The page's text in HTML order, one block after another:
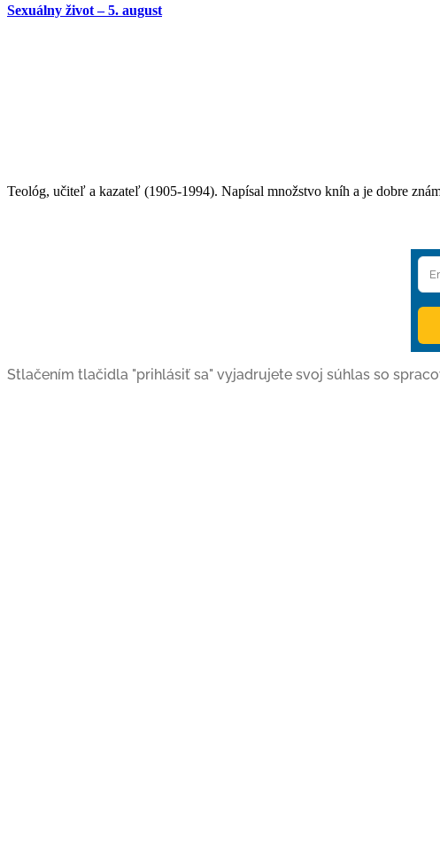
Sexuálny život – 5. august
Teológ, učiteľ a kazateľ (1905-1994). Napísal množstvo kníh a je dobre
Stlačením tlačidla "prihlásiť sa" vyjadrujete svoj súhlas so